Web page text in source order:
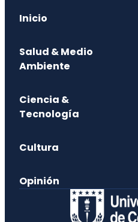
Inicio
Salud & Medio
Ambiente
Ciencia &
Tecnología
Cultura
Opinión